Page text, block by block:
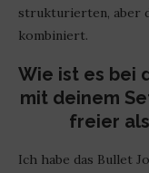
strukturierten, aber
kombiniert.
Wie ist es bei
mit deinem
freier
Ich habe das Bullet